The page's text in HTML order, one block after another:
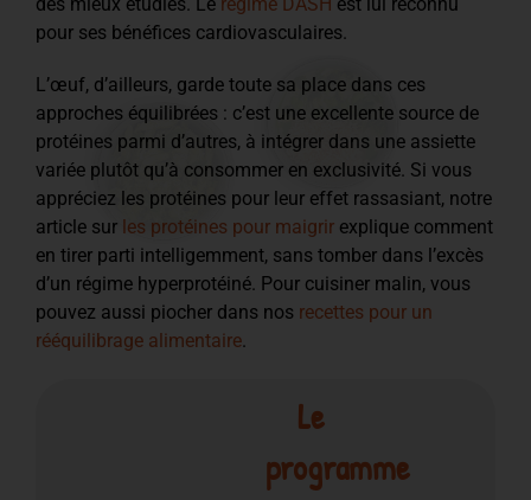
pour ses bénéfices cardiovasculaires.
L’œuf, d’ailleurs, garde toute sa place dans ces
approches équilibrées : c’est une excellente source de
protéines parmi d’autres, à intégrer dans une assiette
variée plutôt qu’à consommer en exclusivité. Si vous
appréciez les protéines pour leur effet rassasiant, notre
article sur les protéines pour maigrir explique comment
en tirer parti intelligemment, sans tomber dans l’excès
d’un régime hyperprotéiné. Pour cuisiner malin, vous
pouvez aussi piocher dans nos recettes pour un
rééquilibrage alimentaire.
Le
programme